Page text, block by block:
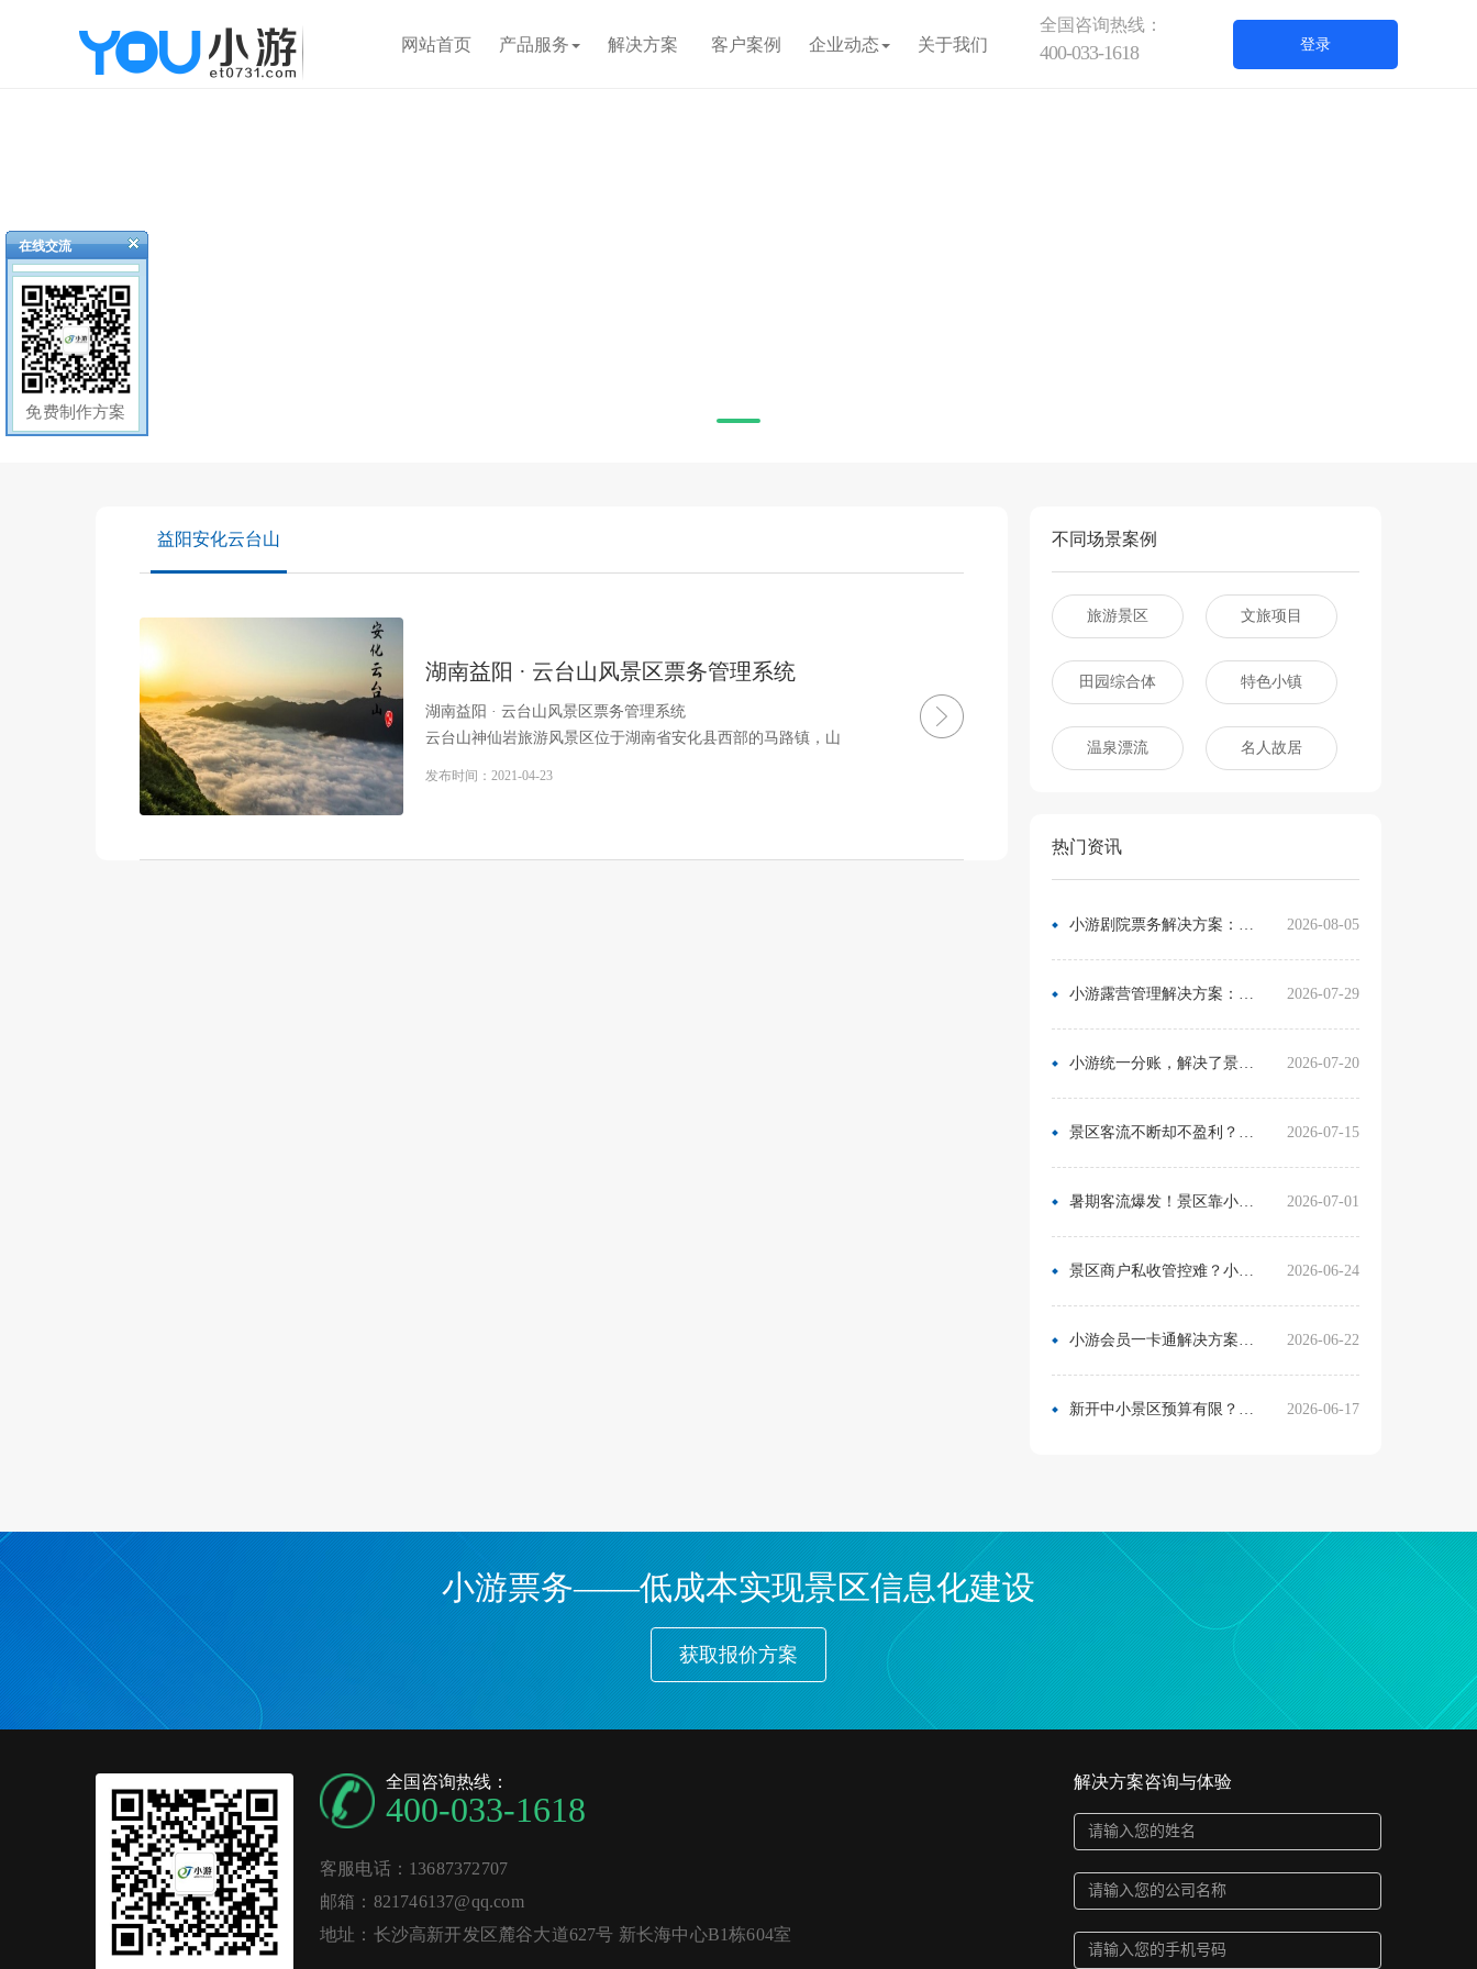
网站首页 产品服务 解决方案 客户案例 企业动态 关于我们
全国咨询热线：
400-033-1618 登录
益阳安化云台山
湖南益阳 · 云台山风景区票务管理系统
湖南益阳 · 云台山风景区票务管理系统
云台山神仙岩旅游风景区位于湖南省安化县西部的马路镇，山
发布时间： 2021-04-23
不同场景案例
旅游景区 文旅项目
田园综合体 特色小镇
温泉漂流 名人故居
热门资讯
小游剧院票务解决方案：让观众像买电影票一样选座 2026-08-05
小游露营管理解决方案：无需再用Excel管营位 2026-07-29
小游统一分账，解决了景区在多渠道合作中的资金管理难题 2026-07-20
景区客流不断却不盈利？靠一卡通盘活二消，真实案例营收翻倍 2026-07-15
暑期客流爆发！景区靠小游票务系统，轻松拿捏旺季流量与口碑 2026-07-01
景区商户私收管控难？小游票务系统统一收银方案，从根源杜绝私自收款 2026-06-24
小游会员一卡通解决方案：消费游玩更省心！ 2026-06-22
新开中小景区预算有限？分 3 阶段搭建售检票系统，小游票务轻量化方案直接落地 2026-06-17
小游票务——低成本实现景区信息化建设
获取报价方案
全国咨询热线：
400-033-1618
客服电话：13687372707
邮箱：821746137@qq.com
地址：长沙高新开发区麓谷大道627号 新长海中心B1栋604室
解决方案咨询与体验
在线交流
免费制作方案